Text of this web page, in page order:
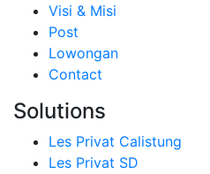
Visi & Misi
Post
Lowongan
Contact
Solutions
Les Privat Calistung
Les Privat SD